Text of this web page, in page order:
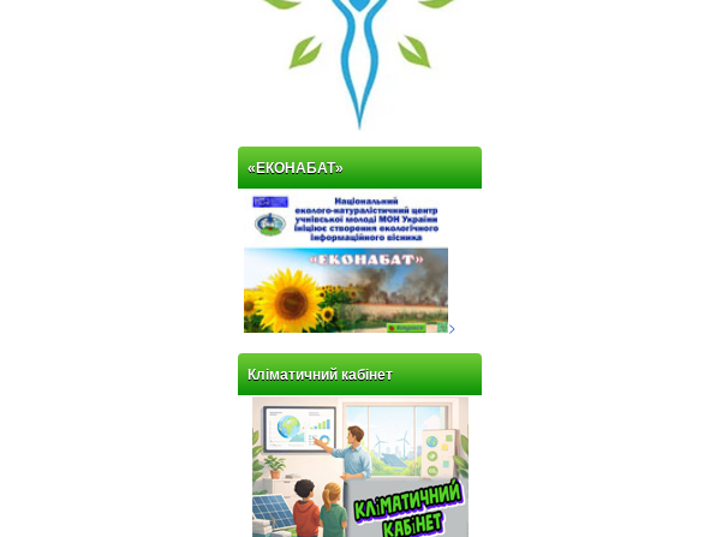
«ЕКОНАБАТ»
>
Кліматичний кабінет